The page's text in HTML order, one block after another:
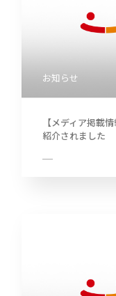
お知らせ
【メディア掲載
紹介されました